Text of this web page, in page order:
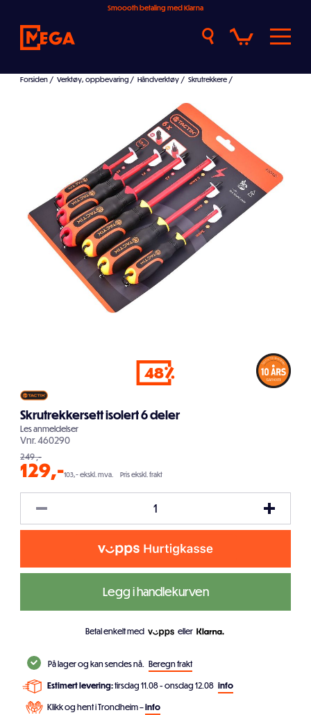
Smoooth betaling med Klarna
Forsiden / Verktøy, oppbevaring / Håndverktøy / Skrutrekkere /
48
Skrutrekkersett isolert 6 deler
Lesanmeldelser
Vnr.460290
249,-
129,-103,- ekskl. mva. Pris ekskl. frakt
Legg i handlekurven
Betal enkelt med eller
På lager og kan sendes nå. Beregn frakt
Estimert levering:tirsdag 11.08 - onsdag 12.08 info
Klikk og hent i Trondheim –info